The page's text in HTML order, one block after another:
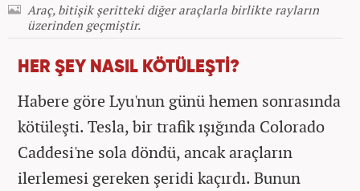
Araç, bitişik şeritteki diğer araçlarla birlikte rayların
üzerinden geçmiştir.
HER ŞEY NASIL KÖTÜLEŞTİ?
Habere göre Lyu'nun günü hemen sonrasında
kötüleşti. Tesla, bir trafik ışığında Colorado
Caddesi'ne sola döndü, ancak araçların
ilerlemesi gereken şeridi kaçırdı. Bunun